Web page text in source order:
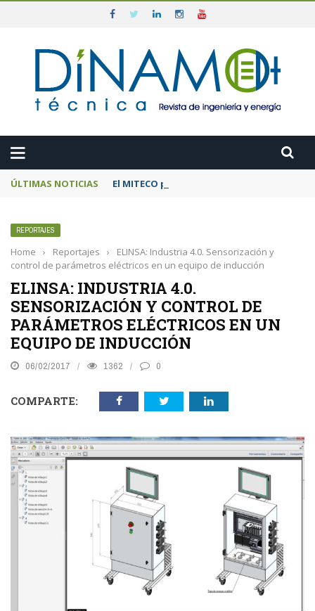
ÚLTIMAS NOTICIAS El MITECO prepara una subasta de 600
REPORTAJES
Home › Reportajes ›
ELINSA: Industria 4.0. Sensorización y
control de parámetros eléctricos en un equipo de inducción
ELINSA: INDUSTRIA 4.0.
SENSORIZACIÓN Y CONTROL DE
PARÁMETROS ELÉCTRICOS EN UN
EQUIPO DE INDUCCIÓN
06/02/2017 1362 0
COMPARTE: